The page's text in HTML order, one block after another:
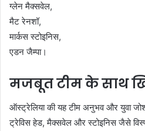
ग्लेन मैक्सवेल,
मैट रेनशॉ,
मार्कस स्टोइनिस,
एडन जैम्पा।
मजबूत टीम के साथ
ऑस्ट्रेलिया की यह टीम अनुभव और युवा
ट्रेविस हेड, मैक्सवेल और स्टोइनिस जैसे